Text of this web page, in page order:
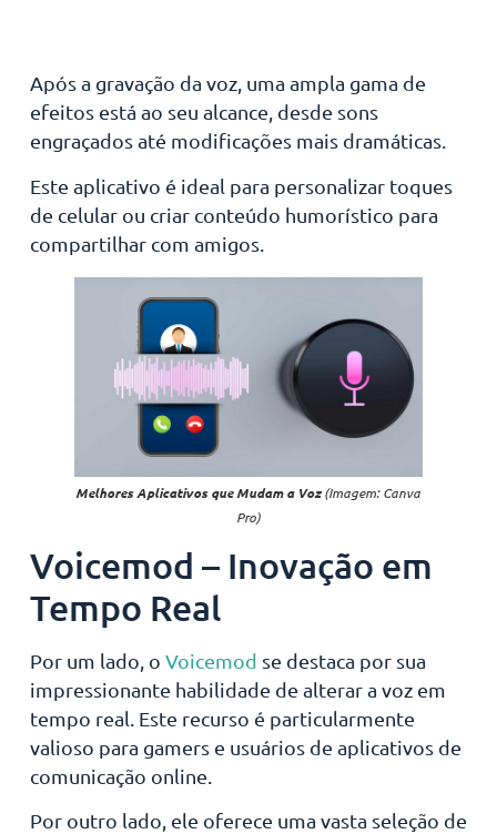
Após a gravação da voz, uma ampla gama de
efeitos está ao seu alcance, desde sons
engraçados até modificações mais dramáticas.
Este aplicativo é ideal para personalizar toques
de celular ou criar conteúdo humorístico para
compartilhar com amigos.
Melhores Aplicativos que Mudam a Voz(Imagem: Canva
Pro)
Voicemod – Inovação em
Tempo Real
Por um lado, o Voicemod se destaca por sua
impressionante habilidade de alterar a voz em
tempo real. Este recurso é particularmente
valioso para gamers e usuários de aplicativos de
comunicação online.
Por outro lado, ele oferece uma vasta seleção de